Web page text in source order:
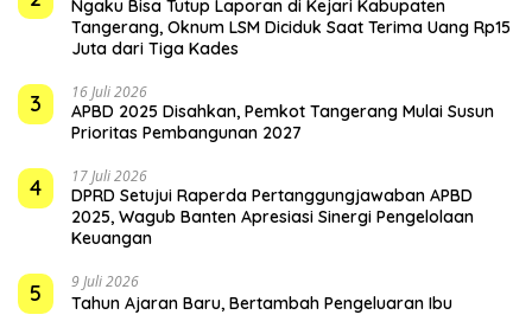
Ngaku Bisa Tutup Laporan di Kejari Kabupaten
Tangerang, Oknum LSM Diciduk Saat Terima Uang Rp15
Juta dari Tiga Kades
3 16 Juli 2026
APBD 2025 Disahkan, Pemkot Tangerang Mulai Susun
Prioritas Pembangunan 2027
4 17 Juli 2026
DPRD Setujui Raperda Pertanggungjawaban APBD
2025, Wagub Banten Apresiasi Sinergi Pengelolaan
Keuangan
5 9 Juli 2026
Tahun Ajaran Baru, Bertambah Pengeluaran Ibu